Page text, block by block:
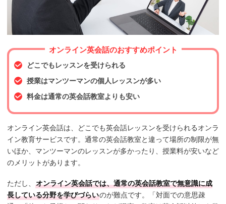
オンライン英会話のおすすめポイント
どこでもレッスンを受けられる
授業はマンツーマンの個人レッスンが多い
料金は通常の英会話教室よりも安い
オンライン英会話は、どこでも英会話レッスンを受けられるオンラ
イン教育サービスです。通常の英会話教室と違って場所の制限が無
いほか、マンツーマンのレッスンが多かったり、授業料が安いなど
のメリットがあります。
ただし、 オンライン英会話では、通常の英会話教室で無意識に成
長している分野を学びづらいのが難点です。「対面での意思疎